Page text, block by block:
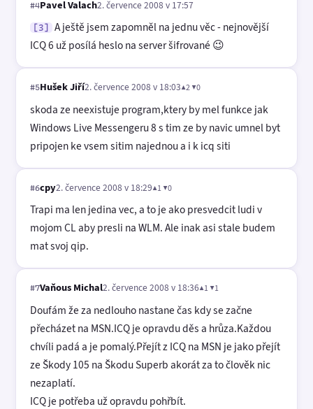
#4Pavel Valach2. července 2008 v 17:57
[3]
A ještě jsem zapomněl na jednu věc - nejnovější
ICQ 6 už posílá heslo na server šifrované 😉
#5Hušek Jiří2. července 2008 v 18:03▲2 ▼0
skoda ze neexistuje program,ktery by mel funkce jak
Windows Live Messengeru 8 s tim ze by navic umnel byt
pripojen ke vsem sitim najednou a i k icq siti
#6cpy2. července 2008 v 18:29▲1 ▼0
Trapi ma len jedina vec, a to je ako presvedcit ludi v
mojom CL aby presli na WLM. Ale inak asi stale budem
mat svoj qip.
#7Vaňous Michal2. července 2008 v 18:36▲1 ▼1
Doufám že za nedlouho nastane čas kdy se začne
přecházet na MSN.ICQ je opravdu děs a hrůza.Každou
chvíli padá a je pomalý.Přejít z ICQ na MSN je jako přejít
ze Škody 105 na Škodu Superb akorát za to člověk nic
nezaplatí.
ICQ je potřeba už opravdu pohřbít.